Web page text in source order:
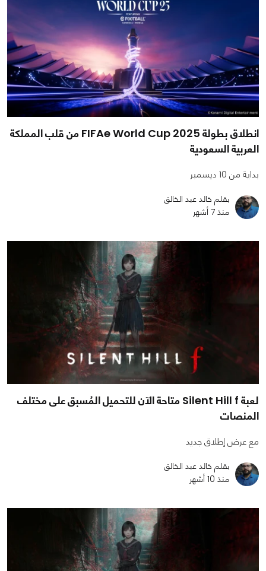
انطلاق بطولة FIFAe World Cup 2025 من قلب المملكة
العربية السعودية
بداية من 10 ديسمبر
بقلم خالد عبد الخالق
منذ 7 أشهر
لعبة Silent Hill f متاحة الآن للتحميل المُسبق على مختلف
المنصات
مع عرض إطلاق جديد
بقلم خالد عبد الخالق
منذ 10 أشهر